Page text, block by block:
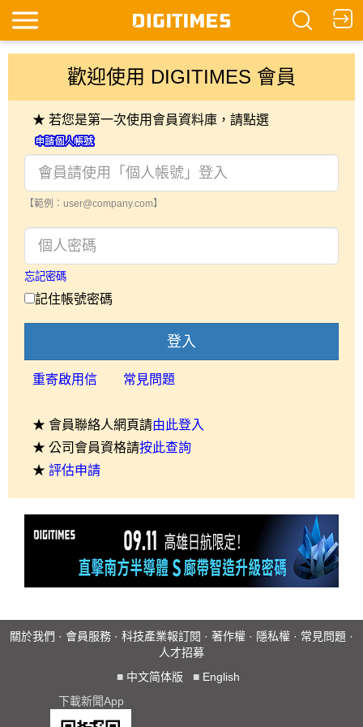
歡迎使用 DIGITIMES 會員
★ 若您是第一次使用會員資料庫，請點選
【範例：user@company.com】
忘記密碼
記住帳號密碼
登入
重寄啟用信 常見問題
★ 會員聯絡人網頁請由此登入
★ 公司會員資格請按此查詢
★ 評估申請
關於我們 · 會員服務 · 科技產業報訂閱 · 著作權 · 隱私權 · 常見問題 ·
人才招募
■ 中文简体版 ■ English
下載新聞App